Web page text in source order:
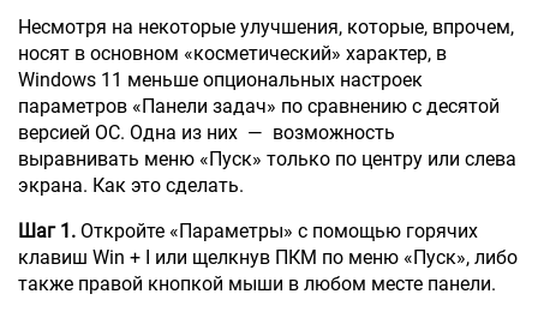
Несмотря на некоторые улучшения, которые, впрочем,
носят в основном «косметический» характер, в
Windows 11 меньше опциональных настроек
параметров «Панели задач» по сравнению с десятой
версией ОС. Одна из них — возможность
выравнивать меню «Пуск» только по центру или слева
экрана. Как это сделать.
Шаг 1. Откройте «Параметры» с помощью горячих
клавиш Win + I или щелкнув ПКМ по меню «Пуск», либо
также правой кнопкой мыши в любом месте панели.